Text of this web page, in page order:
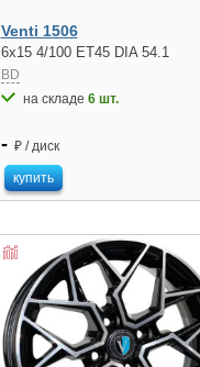
Venti 1506
6x15 4/100 ET45 DIA 54.1
BD
на складе 6 шт.
- ₽ / диск
купить